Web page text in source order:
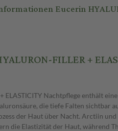
Eucerin
FILLER +
ELASTICITY Nachtpflege enthält
die tiefe Falten sichtbar
der Haut über Nacht. Arctiin
die Elastizität der Haut, während